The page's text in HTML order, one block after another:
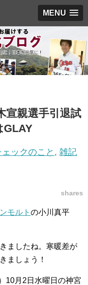
MENU
宣親選手引退試
GLAY
ェックのこと ,雑記
shares
モルト の小川真平
ましたね。寒暖差が
ましょう！
10月2日水曜日の神宮